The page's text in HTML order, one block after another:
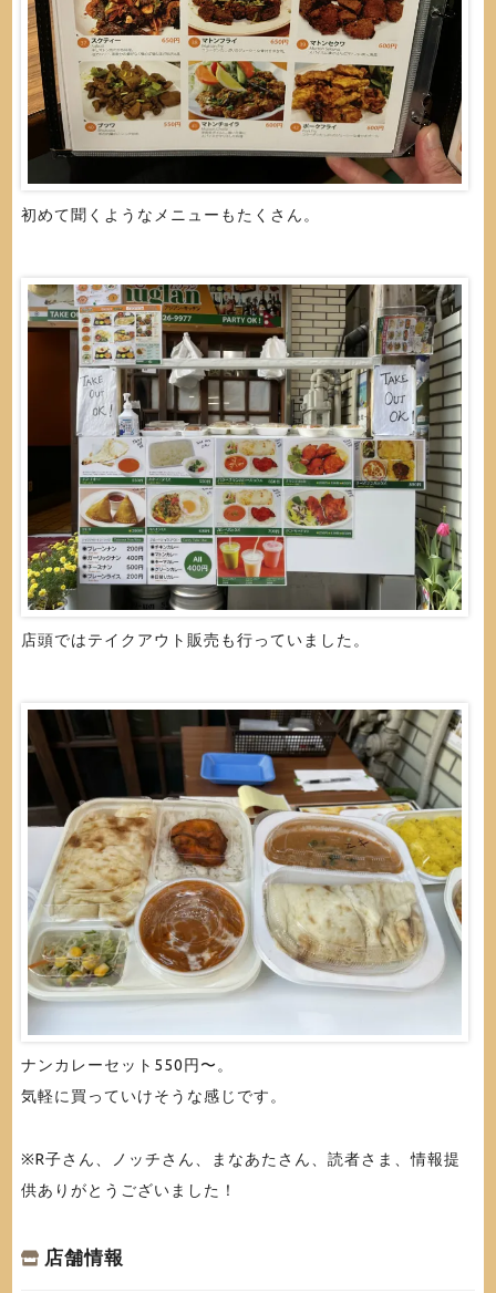
初めて聞くようなメニューもたくさん。
店頭ではテイクアウト販売も行っていました。
ナンカレーセット550円〜。
気軽に買っていけそうな感じです。
※R子さん、ノッチさん、まなあたさん、読者さま、情報提
供ありがとうございました！
店舗情報